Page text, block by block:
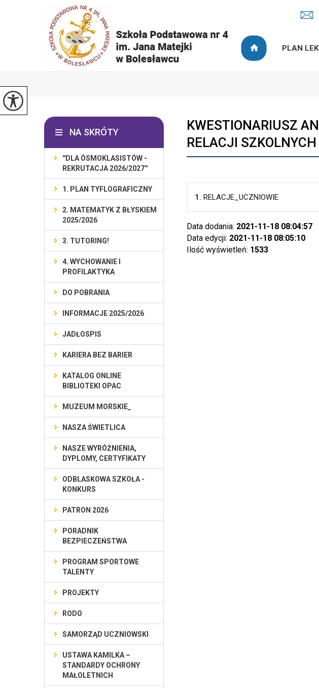
PLAN
KWESTIONARIUSZ
RELACJI SZKOLNYCH
1. RELACJE_UCZNIOWIE
Data dodania: 2021-11-18 08:04:57
Data edycji: 2021-11-18 08:05:10
Ilość wyświetleń: 1533
NA SKRÓTY
''DLA ÓSMOKLASISTÓW -
REKRUTACJA 2026/2027''
1. PLAN TYFLOGRAFICZNY
2. MATEMATYK Z BŁYSKIEM
2025/2026
3. TUTORING!
4. WYCHOWANIE I
PROFILAKTYKA
DO POBRANIA
INFORMACJE 2025/2026
JADŁOSPIS
KARIERA BEZ BARIER
KATALOG ONLINE
BIBLIOTEKI OPAC
MUZEUM MORSKIE_
NASZA ŚWIETLICA
NASZE WYRÓŻNIENIA,
DYPLOMY, CERTYFIKATY
ODBLASKOWA SZKOŁA -
KONKURS
PATRON 2026
PORADNIK
BEZPIECZEŃSTWA
PROGRAM SPORTOWE
TALENTY
PROJEKTY
RODO
SAMORZĄD UCZNIOWSKI
USTAWA KAMILKA –
STANDARDY OCHRONY
MAŁOLETNICH